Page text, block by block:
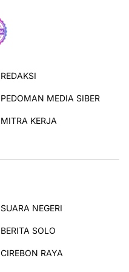
REDAKSI
PEDOMAN MEDIA SIBER
MITRA KERJA
SUARA NEGERI
BERITA SOLO
CIREBON RAYA